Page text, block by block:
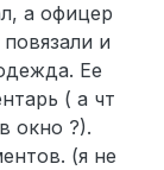
а офицер
и
Ее
( а чт
окно ?).
(я не